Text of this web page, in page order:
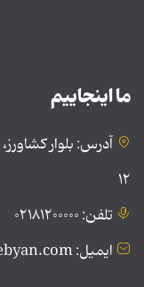
ما اینجاییم
آدرس: بلوار
۱۲
تلفن: ۰۲۱۸۱۲۰۰۰۰۰
ایمیل: public@tebyan.com